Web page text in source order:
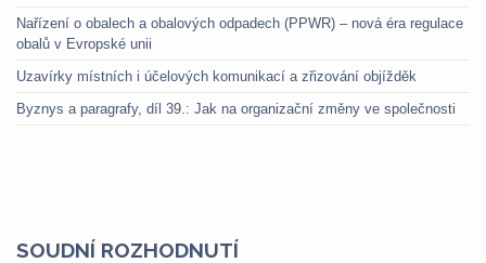
Nařízení o obalech a obalových odpadech (PPWR) – nová éra regulace
obalů v Evropské unii
Uzavírky místních i účelových komunikací a zřizování objížděk
Byznys a paragrafy, díl 39.: Jak na organizační změny ve společnosti
SOUDNÍ ROZHODNUTÍ